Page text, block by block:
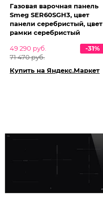
Газовая варочная панель
Smeg SER60SGH3, цвет
панели серебристый, цвет
рамки серебристый
49 290 руб.
71 470 руб.
-31%
Купить на Яндекс.Маркет